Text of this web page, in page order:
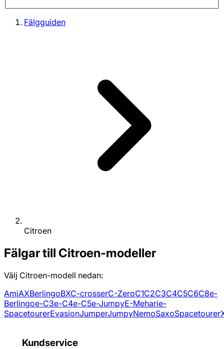
Fälgguiden
Citroen
Fälgar till Citroen-modeller
Välj Citroen-modell nedan:
AmiAXBerlingoBXC-crosserC-ZeroC1C2C3C4C5C6C8e-
Berlingoe-C3e-C4e-C5e-JumpyE-Meharie-
SpacetourerEvasionJumperJumpyNemoSaxoSpacetourer
Kundservice